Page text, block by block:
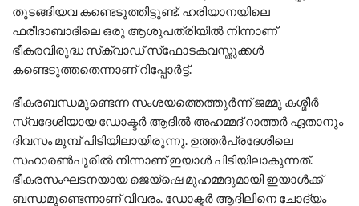
തുടങ്ങിയവ കണ്ടെടുത്തിട്ടുണ്ട്. ഹരിയാനയിലെ
ഫരീദാബാദിലെ ഒരു ആശുപത്രിയില്‍ നിന്നാണ്
ഭീകരവിരുദ്ധ സ്‌ക്വാഡ് സ്‌ഫോടകവസ്തുക്കള്‍
കണ്ടെടുത്തതെന്നാണ് റിപ്പോര്‍ട്ട്.
ഭീകരബന്ധമുണ്ടെന്ന സംശയത്തെത്തുര്‍ന്ന് ജമ്മു കശ്മീര്‍
സ്വദേശിയായ ഡോക്ടര്‍ ആദില്‍ അഹമ്മദ് റാത്തര്‍ ഏതാനും
ദിവസം മുമ്പ് പിടിയിലായിരുന്നു. ഉത്തര്‍പ്രദേശിലെ
സഹാരണ്‍പൂരില്‍ നിന്നാണ് ഇയാള്‍ പിടിയിലാകുന്നത്.
ഭീകരസംഘടനയായ ജെയ്‌ഷെ മുഹമ്മദുമായി ഇയാള്‍ക്ക്
ബന്ധമുണ്ടെന്നാണ് വിവരം. ഡോക്ടര്‍ ആദിലിനെ ചോദ്യം